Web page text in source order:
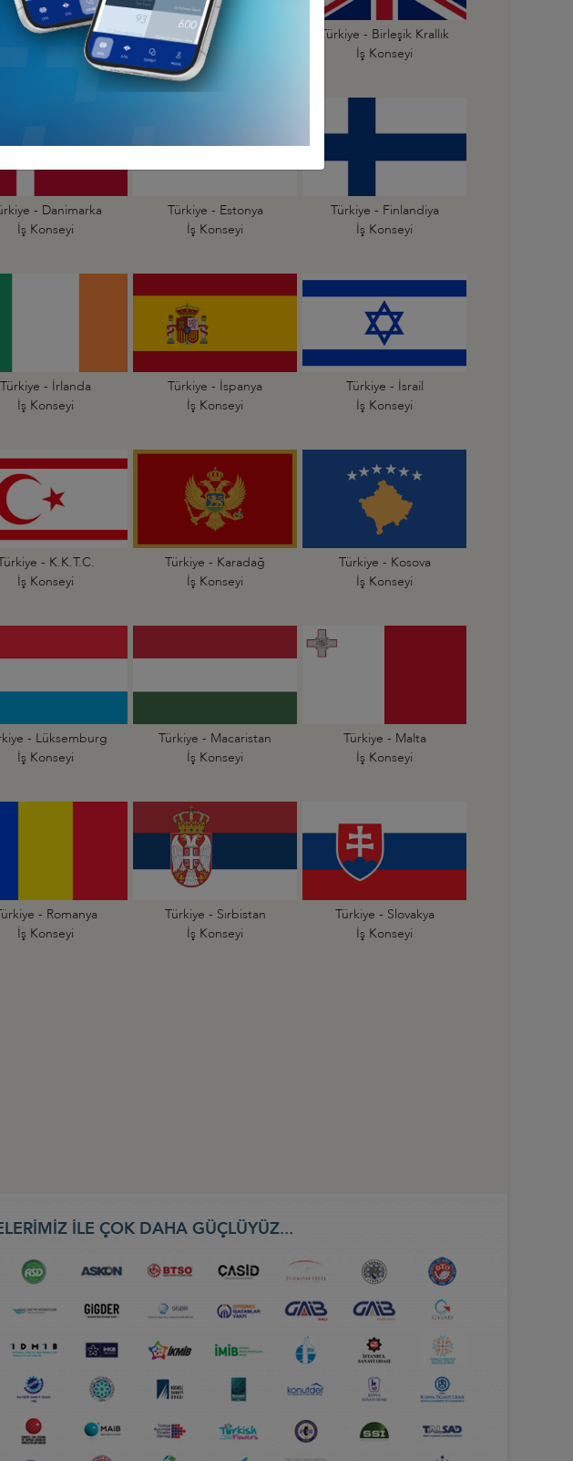
Türkiye - Avusturya
Türkiye - Belçika
İş Konseyi
Türkiye - Birleşik Krallık
İş Konseyi
- Danimarka
İş Konseyi
Türkiye - Estonya
İş Konseyi
Türkiye - Finlandiya
İş Konseyi
Türkiye - İrlanda
İş Konseyi
Türkiye - İspanya
İş Konseyi
Türkiye - İsrail
İş Konseyi
- K.K.T.C.
İş Konseyi
Türkiye - Karadağ
İş Konseyi
Türkiye - Kosova
İş Konseyi
- Lüksemburg
İş Konseyi
Türkiye - Macaristan
İş Konseyi
Türkiye - Malta
İş Konseyi
- Romanya
İş Konseyi
Türkiye - Sırbistan
İş Konseyi
Türkiye - Slovakya
İş Konseyi
İLE ÇOK DAHA GÜÇLÜYÜZ...